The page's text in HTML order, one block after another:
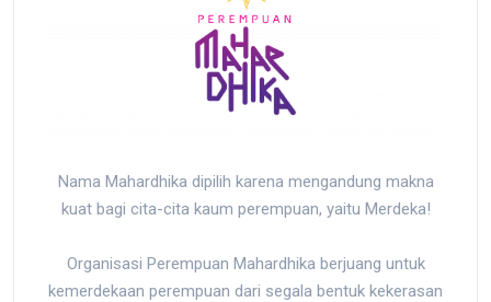
Nama Mahardhika dipilih karena mengandung makna
kuat bagi cita-cita kaum perempuan, yaitu Merdeka!
Organisasi Perempuan Mahardhika berjuang untuk
kemerdekaan perempuan dari segala bentuk kekerasan